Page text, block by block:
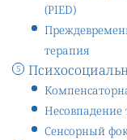
(PIED)
терапия
Сенсорный